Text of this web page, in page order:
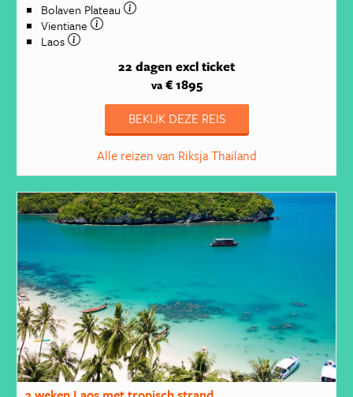
Bolaven Plateau
Vientiane
Laos
22 dagen excl ticket
va€ 1895
BEKIJK DEZE REIS
Alle reizen van Riksja Thailand